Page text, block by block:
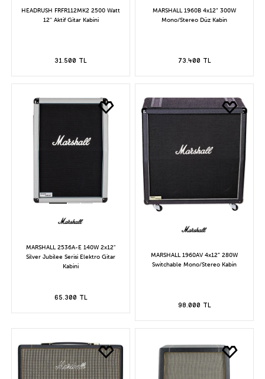
HEADRUSH FRFR112MK2 2500 Watt
12'' Aktif Gitar Kabini
31.500 TL
MARSHALL 1960B 4x12” 300W
Mono/Stereo Düz Kabin
73.400 TL
MARSHALL 2536A-E 140W 2x12"
Silver Jubilee Serisi Elektro Gitar
Kabini
65.300 TL
MARSHALL 1960AV 4x12” 280W
Switchable Mono/Stereo Kabin
98.000 TL